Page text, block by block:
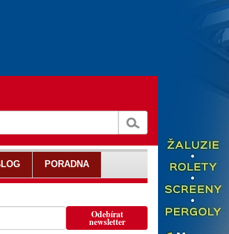
Odebírat
newsletter
PORADNA